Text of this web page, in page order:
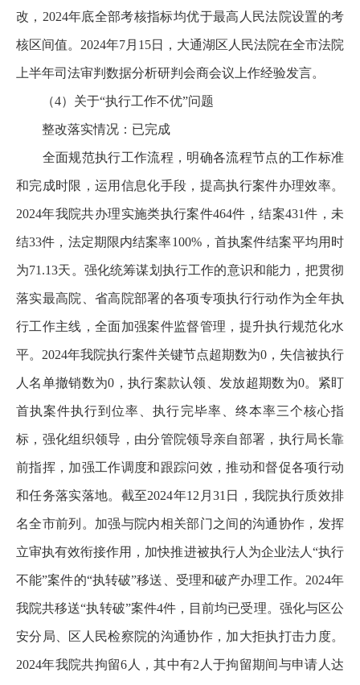
改，2024年底全部考核指标均优于最高人民法院设置的考
核区间值。2024年7月15日，大通湖区人民法院在全市法院
上半年司法审判数据分析研判会商会议上作经验发言。
（4）关于“执行工作不优”问题
整改落实情况：已完成
全面规范执行工作流程，明确各流程节点的工作标准
和完成时限，运用信息化手段，提高执行案件办理效率。
2024年我院共办理实施类执行案件464件，结案431件，未
结33件，法定期限内结案率100%，首执案件结案平均用时
为71.13天。强化统筹谋划执行工作的意识和能力，把贯彻
落实最高院、省高院部署的各项专项执行行动作为全年执
行工作主线，全面加强案件监督管理，提升执行规范化水
平。2024年我院执行案件关键节点超期数为0，失信被执行
人名单撤销数为0，执行案款认领、发放超期数为0。紧盯
首执案件执行到位率、执行完毕率、终本率三个核心指
标，强化组织领导，由分管院领导亲自部署，执行局长靠
前指挥，加强工作调度和跟踪问效，推动和督促各项行动
和任务落实落地。截至2024年12月31日，我院执行质效排
名全市前列。加强与院内相关部门之间的沟通协作，发挥
立审执有效衔接作用，加快推进被执行人为企业法人“执行
不能”案件的“执转破”移送、受理和破产办理工作。2024年
我院共移送“执转破”案件4件，目前均已受理。强化与区公
安分局、区人民检察院的沟通协作，加大拒执打击力度。
2024年我院共拘留6人，其中有2人于拘留期间与申请人达